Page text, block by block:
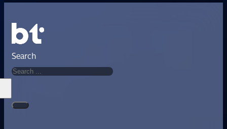
Search